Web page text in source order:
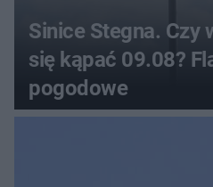
Sinice Stegna. Czy
się kąpać 09.08?
pogodowe